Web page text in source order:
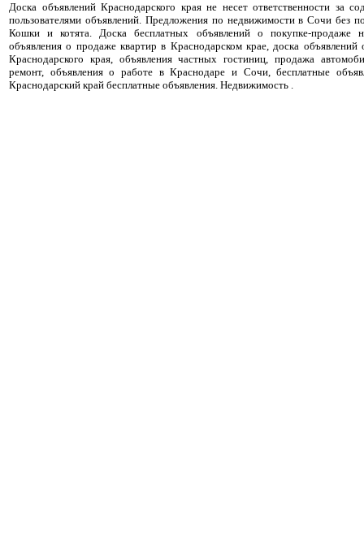
Доска объявлений Краснодарского края не несет ответственности за
пользователями объявлений. Предложения по недвижимости в Сочи без
Кошки и котята. Доска бесплатных объявлений о покупке-продаже
объявления о продаже квартир в Краснодарском крае, доска
Краснодарского края, объявления частных гостиниц, продажа
ремонт, объявления о работе в Краснодаре и Сочи, бесплатные
Краснодарский край бесплатные объявления. Недвижимость .